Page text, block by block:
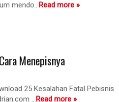
mendo...Read more »
Menepisnya
25 Kesalahan Fatal Pebisnis
...Read more »